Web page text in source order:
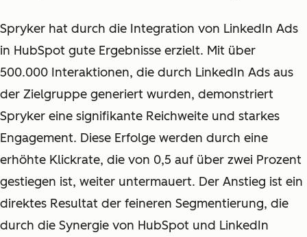
Spryker hat durch die Integration von LinkedIn Ads
in HubSpot gute Ergebnisse erzielt. Mit über
500.000 Interaktionen, die durch LinkedIn Ads aus
der Zielgruppe generiert wurden, demonstriert
Spryker eine signifikante Reichweite und starkes
Engagement. Diese Erfolge werden durch eine
erhöhte Klickrate, die von 0,5 auf über zwei Prozent
gestiegen ist, weiter untermauert. Der Anstieg ist ein
direktes Resultat der feineren Segmentierung, die
durch die Synergie von HubSpot und LinkedIn